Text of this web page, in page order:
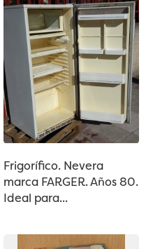
Frigorífico. Nevera
marca FARGER. Años 80.
Ideal para...